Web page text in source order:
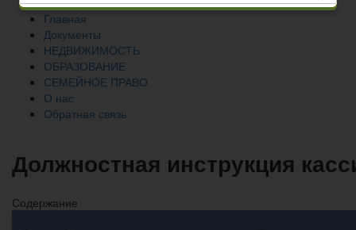
Главная
Документы
НЕДВИЖИМОСТЬ
ОБРАЗОВАНИЕ
СЕМЕЙНОЕ ПРАВО
О нас
Обратная связь
Должностная инструкция
Содержание